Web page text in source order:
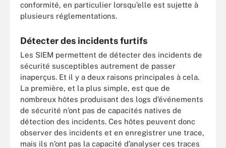
conformité, en particulier lorsqu’elle est sujette à
plusieurs réglementations.
Détecter des incidents furtifs
Les SIEM permettent de détecter des incidents de
sécurité susceptibles autrement de passer
inaperçus. Et il y a deux raisons principales à cela.
La première, et la plus simple, est que de
nombreux hôtes produisant des logs d’événements
de sécurité n’ont pas de capacités natives de
détection des incidents. Ces hôtes peuvent donc
observer des incidents et en enregistrer une trace,
mais ils n’ont pas la capacité d’analyser ces traces